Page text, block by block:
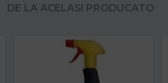
DE LA ACELASI PRODUCATOR